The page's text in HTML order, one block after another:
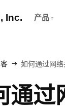
Inc. 产品
如何通过网
通过